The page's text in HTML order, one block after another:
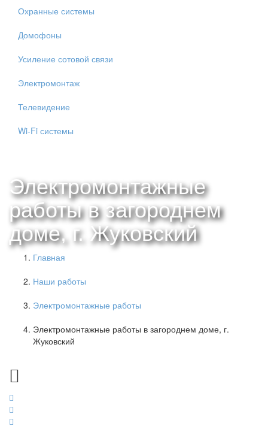
Охранные системы
Домофоны
Усиление сотовой связи
Электромонтаж
Телевидение
Wi-Fi системы
Электромонтажные
работы в загороднем
доме, г. Жуковский
Главная
Наши работы
Электромонтажные работы
Электромонтажные работы в загороднем доме, г.
Жуковский